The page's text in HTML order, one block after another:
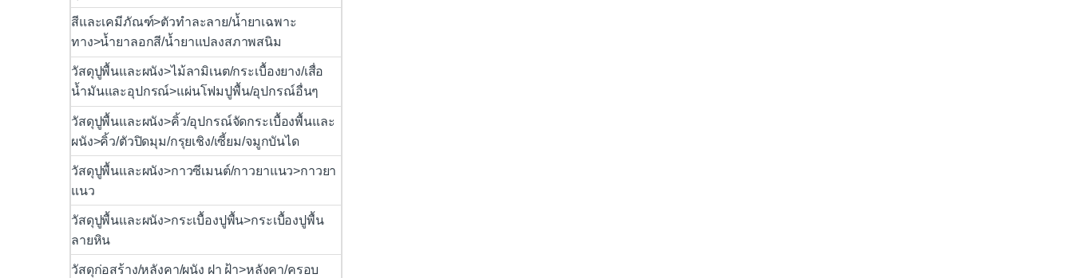
สีและเคมีภัณฑ์>ตัวทำละลาย/น้ำยาเฉพาะ
ทาง>น้ำยาลอกสี/น้ำยาแปลงสภาพสนิม
วัสดุปูพื้นและผนัง>ไม้ลามิเนต/กระเบื้องยาง/เสื่อ
น้ำมันและอุปกรณ์>แผ่นโฟมปูพื้น/อุปกรณ์อื่นๆ
วัสดุปูพื้นและผนัง>คิ้ว/อุปกรณ์จัดกระเบื้องพื้นและ
ผนัง>คิ้ว/ตัวปิดมุม/กรุยเชิง/เซี้ยม/จมูกบันได
วัสดุปูพื้นและผนัง>กาวซีเมนต์/กาวยาแนว>กาวยา
แนว
วัสดุปูพื้นและผนัง>กระเบื้องปูพื้น>กระเบื้องปูพื้น
ลายหิน
วัสดุก่อสร้าง/หลังคา/ผนัง ฝา ฝ้า>หลังคา/ครอบ